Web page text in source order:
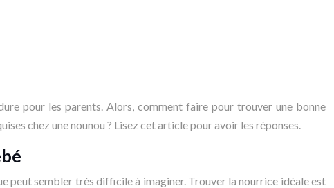
pour les parents. Alors, comment faire pour trouver une bonne
chez une nounou ? Lisez cet article pour avoir les réponses.
peut sembler très difficile à imaginer. Trouver la nourrice idéale est